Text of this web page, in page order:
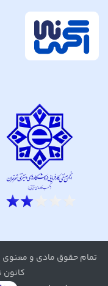
تمام حقوق مادی و معنوی
کانون